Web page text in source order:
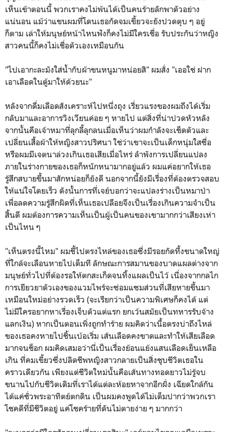
เห็นเข้าตอนนี้ พวกเราคงไม่พ้นได้เป็นคนร้ายลักพาตัวอย่าง
แน่นอน แม้ว่าแขนผมที่โดนเธอกัดจมเขี้ยวจะยังปวดตุบ ๆ อยู่
ก็ตาม เล่าให้มนุษย์หน้าไหนฟังก็คงไม่มีใครเชื่อ รับประกันว่าหญิง
สาวคนนี้ก็คงไม่เชื่อตัวเองเหมือนกัน
"ไปเอากะละมังใส่น้ำกับผ้าขนหนูมาหน่อยสิ" ผมสั่ง "เออใช่ ฝาก
เอาเลือดในตู้มาให้ด้วยนะ"
หลังจากดื่มเลือดสังเคราะห์ไปหนึ่งถุง เรี่ยวแรงของผมถึงได้เริ่ม
กลับมาและอาการวิงเวียนค่อย ๆ หายไป แต่สิ่งที่น่าปวดหัวหลัง
จากนั้นคือเจ้าหมาที่ลุกลี้ลุกลนเมื่อเห็นว่าผมกำลังจะเช็ดตัวและ
เปลี่ยนเสื้อผ้าให้หญิงสาวปริศนา ใช่ว่าเขาจะเป็นเด็กหนุ่มใสซื่อ
หรือผมมีเจตนาล่วงเกินเธอเสียเมื่อไหร่ ลำพังการเปลี่ยนแปลง
ภายในร่างกายของเธอก็หนักหนามากอยู่แล้ว ผมแค่อยากให้เธอ
รู้สึกสบายขึ้นมาสักหน่อยก็ยังดี นอกจากนี้ยังมีเรื่องที่ต้องตรวจสอบ
ให้แน่ใจโดยเร็ว ดังนั้นการที่เจย์บอกว่าจะแปลงร่างเป็นหมาป่า
เพื่อลดความรู้สึกผิดที่เห็นเธอเปลือยจึงเป็นเรื่องเกินความจำเป็น
สิ้นดี ผมต้องการความเห็นเป็นผู้เป็นคนของเขามากกว่าเสียงเห่า
เป็นไหน ๆ
"เห็นตรงนี้ไหม" ผมชี้ไปตรงไหล่ของเธอซึ่งมีรอยกัดทึ้งขนาดใหญ่
ที่ใกล้จะเลือนหายไปเต็มที ลักษณะการสมานของบาดแผลต่างจาก
มนุษย์ทั่วไปที่ต้องรอให้ตกสะเก็ดจนทิ้งแผลเป็นไว้ เนื่องจากกลไก
การเยียวยาตัวเองของแวมไพร์จะซ่อมแซมส่วนที่เสียหายขึ้นมา
เหมือนใหม่อย่างรวดเร็ว (จะเรียกว่าเป็นความพิเศษก็คงได้ แต่
ไม่มีใครอยากหาเรื่องเจ็บตัวแต่แรก ยกเว้นสมัยเป็นทหารรับจ้าง
แลกเงิน) หากเป็นตอนเพิ่งถูกทำร้าย ผมคิดว่าเนื้อตรงบ่าถึงไหล่
ของเธอคงหายไปชิ้นเบ้อเริ่ม เส้นเลือดคงขาดและทำให้เสียเลือด
มากจนช็อก ผมคิดเสมอว่านี่เป็นเรื่องย้อนแย้งแสนเลือดเย็นเหลือ
เกิน ที่คมเขี้ยวซึ่งปลิดชีพหญิงสาวกลายเป็นสิ่งชุบชีวิตเธอใน
คราวเดียวกัน เพียงแต่ชีวิตใหม่นั้นคือเส้นทางทอดยาวไม่รู้จบ
ขนานไปกับชีวิตเดิมที่เราได้แต่ละห้อยหาจากอีกฝั่ง เฉียดใกล้กัน
ได้แค่ชั่วพระอาทิตย์ตกดิน เป็นผมคงพูดได้ไม่เต็มปากว่าพวกเรา
โชคดีที่มีชีวิตอยู่ แค่โชคร้ายที่ดันไม่ตายง่าย ๆ มากกว่า